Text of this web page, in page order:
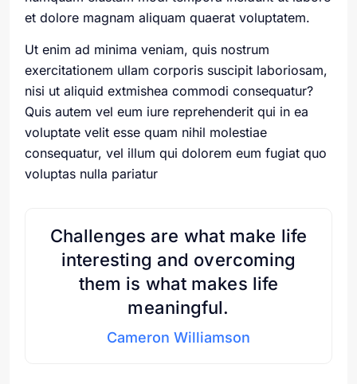
et dolore magnam aliquam quaerat voluptatem.
Ut enim ad minima veniam, quis nostrum
exercitationem ullam corporis suscipit laboriosam,
nisi ut aliquid extmishea commodi consequatur?
Quis autem vel eum iure reprehenderit qui in ea
voluptate velit esse quam nihil molestiae
consequatur, vel illum qui dolorem eum fugiat quo
voluptas nulla pariatur
Challenges are what make life
interesting and overcoming
them is what makes life
meaningful.
Cameron Williamson